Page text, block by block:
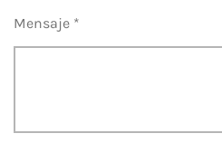
Mensaje *